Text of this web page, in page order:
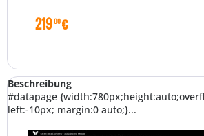
21900€
Beschreibung
#datapage
left:-10px; margin:0 auto;}...